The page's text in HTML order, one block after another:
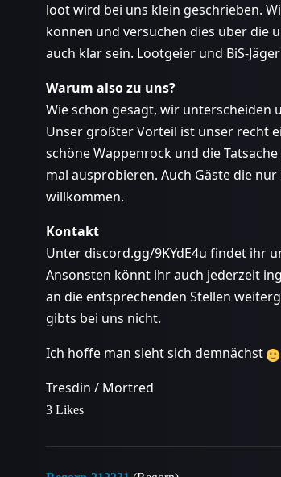
loot wird bei uns klein geschrieben.
können und versuchen dies über die
auch klar sein. Lootgeier und BiS-
Warum also zu uns?
Wie schon gesagt, wir unterscheiden
Unser größter Vorteil ist unser recht
schöne Wappenrock und die
mal ausprobieren. Auch Gäste die
willkommen.
Kontakt
Unter discord.gg/9KYdE4u findet ihr
Ansonsten könnt ihr auch jederzeit
an die entsprechenden Stellen
gibts bei uns nicht.
Ich hoffe man sieht sich demnächst
Tresdin / Mortred
3 Likes